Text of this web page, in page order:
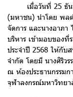
เมื่อวันที่ 25 ธันว
(มหาชน) นำโดย พลต
จัดการ และนางอาภา
บริหาร เข้ามอบของ
ประจำปี 2568 ให้กั
จำกัด โดยมี นางศิริว
ณ ห้องประธานกรรม
จุฬาลงกรณ์มหาวิทยา